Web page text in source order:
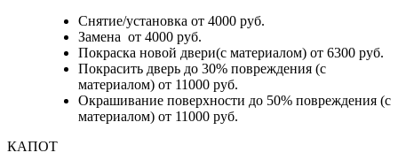
Снятие/установка от 4000 руб.
Замена от 4000 руб.
Покраска новой двери(с материалом) от 6300 руб.
Покрасить дверь до 30% повреждения (с
материалом) от 11000 руб.
Окрашивание поверхности до 50% повреждения (с
материалом) от 11000 руб.
КАПОТ